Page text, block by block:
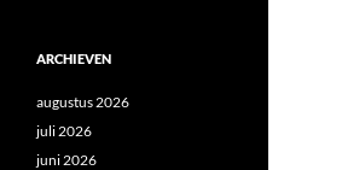
ARCHIEVEN
augustus 2026
juli 2026
juni 2026